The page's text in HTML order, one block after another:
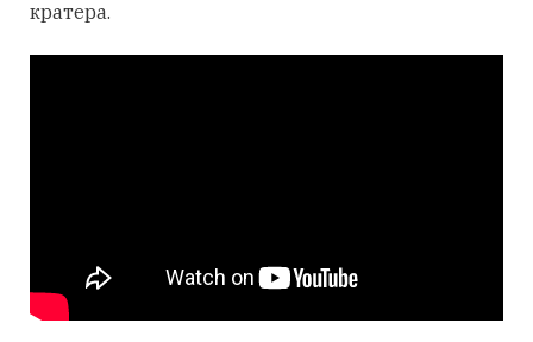
кратера.